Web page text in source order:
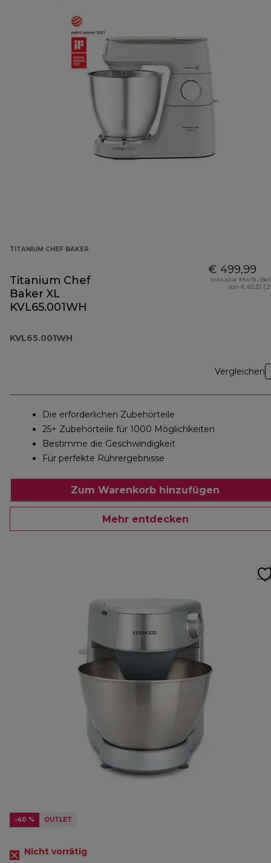
TITANIUM CHEF BAKER
Titanium Chef
Baker XL
KVL65.001WH
KVL65.001WH
€ 499,99
Inklusive MwSt.-
von € 83,33 (
Vergleichen
Die erforderlichen Zubehörteile
25+ Zubehörteile für 1000 Möglichkeiten
Bestimme die Geschwindigkeit
Für perfekte Rührergebnisse
Zum Warenkorb hinzufügen
Mehr entdecken
-40 % OUTLET
Nicht vorrätig